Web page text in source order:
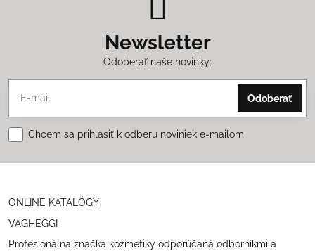
Newsletter
Odoberať naše novinky:
Odoberať
Chcem sa prihlásiť k odberu noviniek e-mailom
ONLINE KATALÓGY
VAGHEGGI
Profesionálna značka kozmetiky odporúčaná odborníkmi a